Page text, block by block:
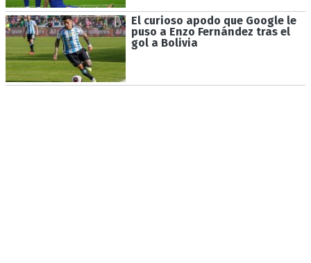
El curioso apodo que Google le
puso a Enzo Fernández tras el
gol a Bolivia